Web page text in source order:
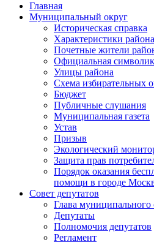
Главная
Муниципальный округ
Историческая справка
Характеристики района
Почетные жители
Официальная
Улицы района
Схема избирательных
Бюджет
Публичные слушания
Муниципальная газета
Устав
Призыв
Экологический
Защита прав
Порядок оказания
помощи в городе
Совет депутатов
Глава муниципального
Депутаты
Полномочия депутатов
Регламент